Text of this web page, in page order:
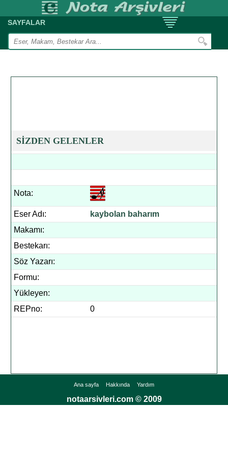
SAYFALAR
SİZDEN GELENLER
Nota:
Eser Adı:
kaybolan baharım
Makamı:
Bestekarı:
Söz Yazarı:
Formu:
Yükleyen:
REPno:
0
Ana sayfa Hakkında Yardım
notaarsivleri.com © 2009